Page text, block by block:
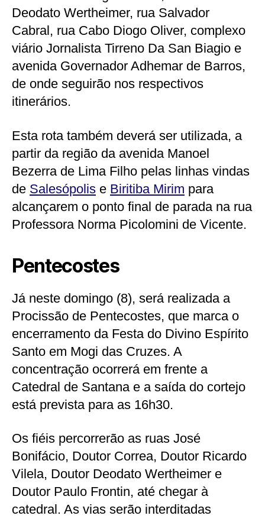
Deodato Wertheimer, rua Salvador
Cabral, rua Cabo Diogo Oliver, complexo
viário Jornalista Tirreno Da San Biagio e
avenida Governador Adhemar de Barros,
de onde seguirão nos respectivos
itinerários.
Esta rota também deverá ser utilizada, a
partir da região da avenida Manoel
Bezerra de Lima Filho pelas linhas vindas
de Salesópolis e Biritiba Mirim para
alcançarem o ponto final de parada na rua
Professora Norma Picolomini de Vicente.
Pentecostes
Já neste domingo (8), será realizada a
Procissão de Pentecostes, que marca o
encerramento da Festa do Divino Espírito
Santo em Mogi das Cruzes. A
concentração ocorrerá em frente a
Catedral de Santana e a saída do cortejo
está prevista para as 16h30.
Os fiéis percorrerão as ruas José
Bonifácio, Doutor Correa, Doutor Ricardo
Vilela, Doutor Deodato Wertheimer e
Doutor Paulo Frontin, até chegar à
catedral. As vias serão interditadas